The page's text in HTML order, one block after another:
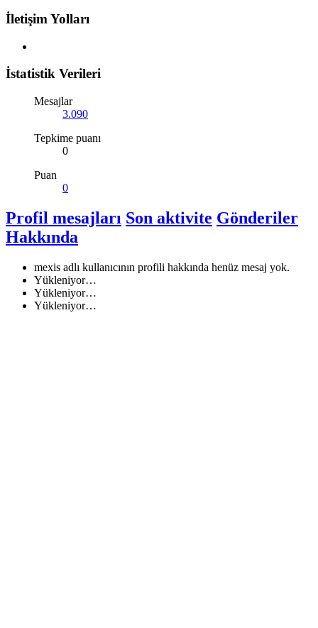
İletişim Yolları
İstatistik Verileri
Mesajlar
3.090
Tepkime puanı
0
Puan
0
Profil mesajları Son aktivite Gönderiler
Hakkında
mexis adlı kullanıcının profili hakkında henüz mesaj yok.
Yükleniyor…
Yükleniyor…
Yükleniyor…